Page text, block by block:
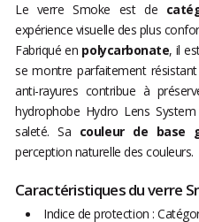
Le verre Smoke est de
expérience visuelle des plus
Fabriqué en polycarbonate, il
se montre parfaitement
anti-rayures contribue à
hydrophobe Hydro Lens
saleté. Sa couleur de base
perception naturelle des couleurs.
Caractéristiques du verre
Indice de protection :